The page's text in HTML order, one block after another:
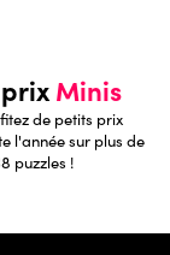
Minis
de petits prix
l'année sur plus de
puzzles !